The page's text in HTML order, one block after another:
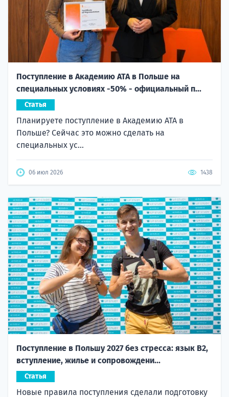
Поступление в Академию ATA в Польше на
специальных условиях -50% - официальный п...
Статья
Планируете поступление в Академию ATA в
Польше? Сейчас это можно сделать на
специальных ус...
06 июл 2026 1438
Поступление в Польшу 2027 без стресса: язык B2,
вступление, жилье и сопровождени...
Статья
Новые правила поступления сделали подготовку